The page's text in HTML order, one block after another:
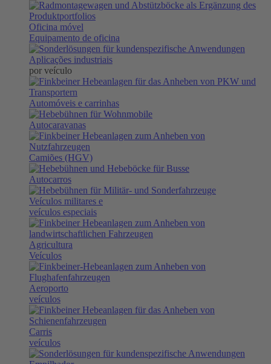
Oficina móvel
Equipamento de oficina
Aplicações industriais
por veículo
Automóveis e carrinhas
Autocaravanas
Camiões (HGV)
Autocarros
Veículos militares e
veículos especiais
Agricultura
Veículos
Aeroporto
veículos
Carris
veículos